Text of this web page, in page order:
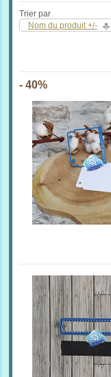
Trier par
Nom du produit +/-
- 40%